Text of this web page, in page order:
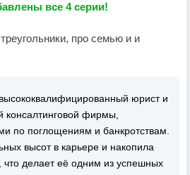
все 4 серии!
про семью и и
юрист и
консалтинговой фирмы,
по поглощениям и банкротствам.
высот в карьере и накопила
что делает её одним из успешных